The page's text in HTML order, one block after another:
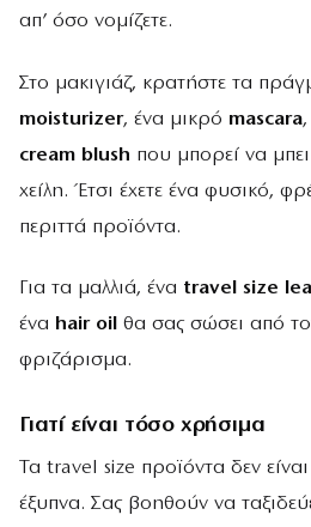
απ’ όσο νομίζετε.
Στο μακιγιάζ, κρατήστε τα
moisturizer, ένα μικρό mascara
cream blush που μπορεί να
χείλη. Έτσι έχετε ένα φυσικό,
περιττά προϊόντα.
Για τα μαλλιά, ένα travel size
ένα hair oil θα σας σώσει από
φριζάρισμα.
Γιατί είναι τόσο χρήσιμα
Τα travel size προϊόντα δεν
έξυπνα. Σας βοηθούν να